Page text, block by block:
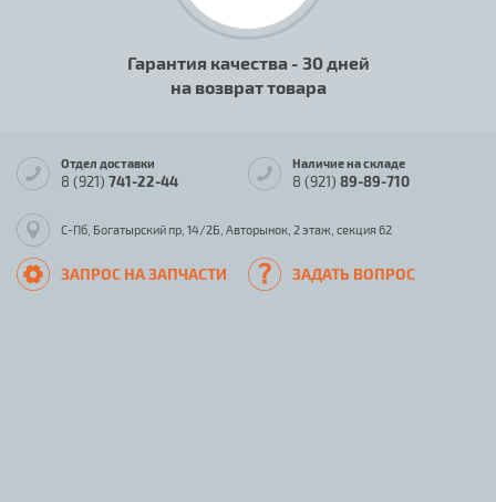
Гарантия качества - 30 дней
на возврат товара
Отдел доставки
8 (921) 741-22-44
Наличие на складе
8 (921) 89-89-710
С-Пб, Богатырский пр, 14/2Б, Авторынок, 2 этаж, секция 62
ЗАПРОС НА ЗАПЧАСТИ ЗАДАТЬ ВОПРОС